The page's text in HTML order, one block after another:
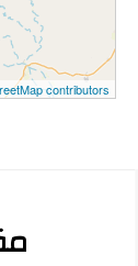
contributors